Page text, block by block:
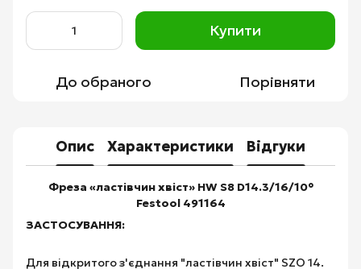
Купити
До обраного Порівняти
Опис Характеристики Відгуки
Фреза «ластівчин хвіст» HW S8 D14.3/16/10°
Festool 491164
ЗАСТОСУВАННЯ:
Для відкритого з'єднання "ластівчин хвіст" SZO 14.